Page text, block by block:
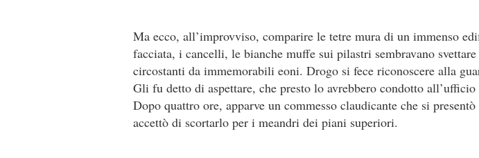
Ma ecco, all’improvviso, comparire le tetre mura di un immenso
facciata, i cancelli, le bianche muffe sui pilastri sembravano
circostanti da immemorabili eoni. Drogo si fece riconoscere alla
Gli fu detto di aspettare, che presto lo avrebbero condotto all’ufficio
Dopo quattro ore, apparve un commesso claudicante che si
accettò di scortarlo per i meandri dei piani superiori.